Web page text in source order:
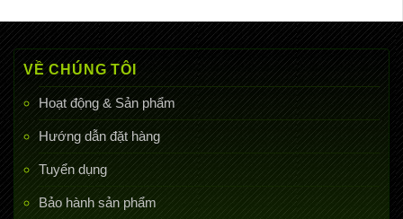
VỀ CHÚNG TÔI
Hoạt động & Sản phẩm
Hướng dẫn đặt hàng
Tuyển dụng
Bảo hành sản phẩm